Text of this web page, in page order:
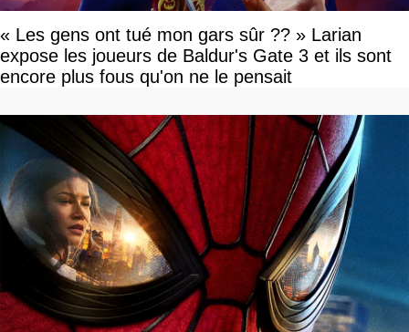
« Les gens ont tué mon gars sûr ?? » Larian
expose les joueurs de Baldur's Gate 3 et ils sont
encore plus fous qu'on ne le pensait